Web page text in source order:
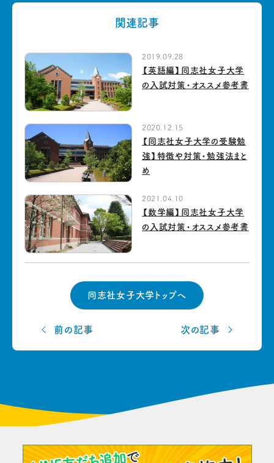
関連記事
2019.09.28
【英語編】同志社女子大学
の入試対策・オススメ参考書
2020.12.15
【同志社女子大学の受験勉
強】特徴や対策・勉強法まと
め
2021.04.10
【数学編】同志社女子大学
の入試対策・オススメ参考書
前の記事
同志社女子大学トップへ
次の記事